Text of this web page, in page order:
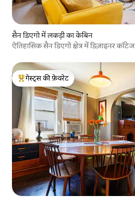
सैन डिएगो में लकड़ी का केबिन
ऐतिहासिक सैन डिएगो क्षेत्र में डिज़ाइनर कॉटेज
गेस्ट्स का टॉप फ़ेवरेट
गेस्ट्स की फ़ेवरेट